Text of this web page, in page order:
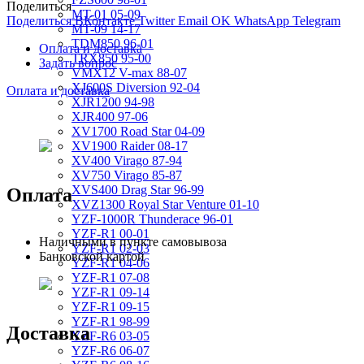
MT-01 05-09
MT-09 14-17
TDM850 96-01
TRX850 95-00
VMX12 V-max 88-07
XJ600S Diversion 92-04
XJR1200 94-98
XJR400 97-06
XV1700 Road Star 04-09
XV1900 Raider 08-17
XV400 Virago 87-94
XV750 Virago 85-87
XVS400 Drag Star 96-99
XVZ1300 Royal Star Venture 01-10
YZF-1000R Thunderace 96-01
YZF-R1 00-01
YZF-R1 02-03
YZF-R1 04-06
YZF-R1 07-08
YZF-R1 09-14
YZF-R1 09-15
YZF-R1 98-99
YZF-R6 03-05
YZF-R6 06-07
Поделиться
Поделиться ВКонтакте Twitter Email OK WhatsApp Telegram
Оплата и доставка
Задать вопрос
Оплата и доставка
Оплата
Наличными в пункте самовывоза
Банковской картой
Доставка